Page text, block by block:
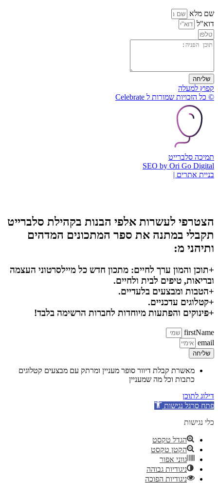
שם מלא
דוא"ל
שליחה
קפוץ למעלה
© כל הזכויות שמורות ל Celebrate
תמיכה סלברייט
SEO by Ori Go Digital
בניית אתרים |
הצטרפי לעשרות אלפי הבנות בקהילת סלברייט
תקבלי במתנה את ספר המתכונים המדהים
ותיהני מ:
+תוכן והמון ערך לחיים: מתכון חדש כל מיילסרטוני העצמה
ובריאות, טיפים לבית ולחיים.
+הטבות ומבצעים בלעדיים.
+קטלוגים עדכניים.
+פינוקים והפתעות מיוחדות לחברות הרשימה בלבד!
firstName
email
שליחה
מאשרת קבלת דיוור סופר מעניין ומרתק עם מבצעים קטלוגים
כתבות וכל מה שמעניין
דילוג לתוכן
פתח סרגל נגישות
כלי נגישות
הגדל טקסט
הקטן טקסט
גווני אפור
ניגודיות גבוהה
ניגודיות הפוכה